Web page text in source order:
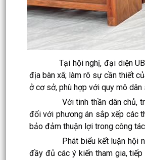
Tại hội nghị, đại diện UBND
địa bàn xã; làm rõ sự cần thiết
ở cơ sở, phù hợp với quy mô
Với tinh thần dân chủ, trách
đối với phương án sắp xếp các
bảo đảm thuận lợi trong công
Phát biểu kết luận hội nghị,
đầy đủ các ý kiến tham gia,